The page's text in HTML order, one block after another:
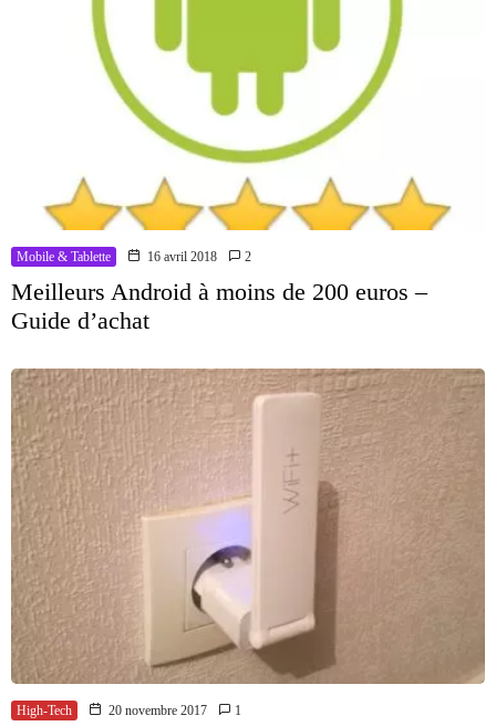
Mobile & Tablette 16 avril 2018 2
Meilleurs Android à moins de 200 euros –
Guide d’achat
High-Tech 20 novembre 2017 1